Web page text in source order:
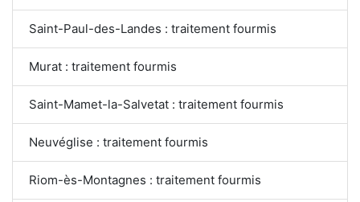
Saint-Paul-des-Landes : traitement fourmis
Murat : traitement fourmis
Saint-Mamet-la-Salvetat : traitement fourmis
Neuvéglise : traitement fourmis
Riom-ès-Montagnes : traitement fourmis